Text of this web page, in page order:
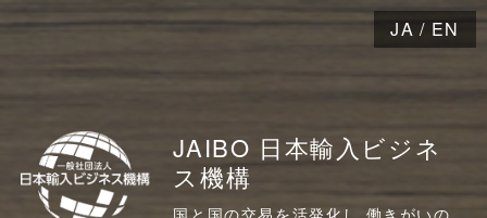
JAIBO 日本輸入ビジネ
ス機構
JA / EN